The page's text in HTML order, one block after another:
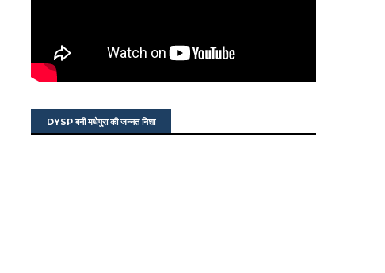
DYSP बनी मधेपुरा की जन्नत निशा